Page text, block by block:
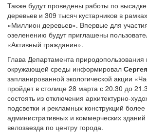
Также будут проведены работы по
деревьев и 309 тысяч кустарников в
«Миллион деревьев». Впервые для
озеленению будут приглашены
«Активный гражданин».
Глава Департамента
окружающей среды информировал
запланированной экологической акции
пройдет в столице 28 марта с 20.30 до
состоять из отключения архитектурно-
подсветки и рекламных конструкций
административных и коммерческих
велозаезда по центру города.